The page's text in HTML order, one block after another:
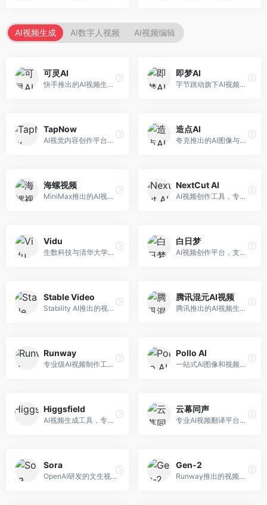
AI视频生成 AI数字人视频 AI视频编辑
可灵AI
快手推出的AI视频生成平台，支持文生视频和图生视频，可生成长达2分钟的高质量视频内容。面向短视频创作者和营销人员，操作简便，生成效果逼真，适合商业推广和创意表达。
即梦AI
字节跳动旗下AI视频创作平台，支持多模态内容生成。面向内容创作者和营销人员，提供文生视频、图生视频、智能剪辑等功能，中文理解能力强，创作效率高。
TapNow
AI视觉内容创作平台，整合图像与视频生成能力。面向内容创作者，提供文生图、文生视频、智能编辑等服务，创作工具丰富，一站式体验便捷。
造点AI
夸克推出的AI图像与视频创作平台。面向普通用户和内容创作者，提供文生图、文生视频等功能，操作简便，与夸克生态深度整合。
海螺视频
MiniMax推出的AI视频生成工具，支持高质量视频创作。面向内容创作者，提供文生视频、视频编辑等功能，生成速度快，视频效果自然流畅。
NextCut AI
AI视频创作工具，专注于智能剪辑和视频生成。面向视频创作者，提供智能剪辑、视频生成、特效添加等功能，剪辑效率高，适合快节奏内容生产。
Vidu
生数科技与清华大学联合研发的AI视频生成大模型。面向视频创作者和内容生产者，支持文生视频、图生视频，视频质量高，物理运动理解准确，国产视频生成领先工具。
白日梦
AI视频创作平台，支持生成长达50分钟的长视频内容。面向长视频创作者和内容生产者，支持故事视频生成、视频编辑等功能，适合叙事性内容创作。
Stable Video
Stability AI推出的视频生成模型，开源可部署。面向开发者和专业创作者，支持视频生成、视频编辑等功能，开源生态完善，定制化程度高。
腾讯混元AI视频
腾讯推出的AI视频生成工具，基于混元大模型。面向腾讯生态用户和内容创作者，支持文生视频、视频编辑等功能，与腾讯产品生态深度整合。
Runway
专业级AI视频制作工具，支持视频生成与编辑。面向影视制作人和创意工作者，提供文生视频、视频编辑、绿幕抠像等专业功能，视频处理能力强，适合专业创作场景。
Pollo AI
一站式AI图像和视频创作平台，整合多种生成工具。面向内容创作者，提供文生图、文生视频、视频编辑等服务，创作工具全面，一站式体验便捷。
Higgsfield
AI视频生成工具，专注于高质量视频内容创作。面向视频创作者和营销人员，支持文生视频、视频编辑等功能，视频效果逼真，适合商业应用。
云幕同声
专业AI视频翻译平台，支持视频多语言配音和字幕生成。面向跨境电商和内容出海从业者，提供视频翻译、配音、字幕生成等服务，多语言支持完善。
Sora
OpenAI研发的文生视频大模型，可根据文字描述生成长达60秒的高清视频。面向影视创作者、广告从业者和内容生产者，视频连贯性强，物理世界理解准确，代表了AI视频生成的最高水平。
Gen-2
Runway推出的视频生成模型，专注于文生视频和视频风格转换。面向影视制作人和创意工作者，支持文本到视频、图像到视频等多种生成模式，视频质量专业级。